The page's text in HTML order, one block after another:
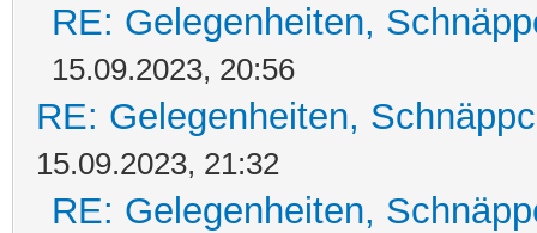
RE: Gelegenheiten,
15.09.2023, 20:56
RE: Gelegenheiten,
15.09.2023, 21:32
RE: Gelegenheiten,